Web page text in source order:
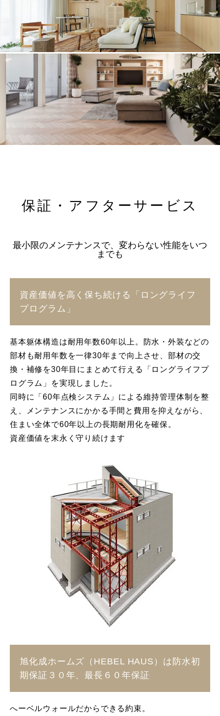
保証・アフターサービス
最小限のメンテナンスで、変わらない性能をいつ
までも
資産価値を高く保ち続ける「ロングライフ
プログラム」
基本躯体構造は耐用年数60年以上。防水・外装などの
部材も耐用年数を一律30年まで向上させ、部材の交
換・補修を30年目にまとめて行える「ロングライフプ
ログラム」を実現しました。
同時に「60年点検システム」による維持管理体制を整
え、メンテナンスにかかる手間と費用を抑えながら、
住まい全体で60年以上の長期耐用化を確保。
資産価値を末永く守り続けます
旭化成ホームズ（HEBEL HAUS）は防水初
期保証３０年、最長６０年保証
へーベルウォールだからできる約束。